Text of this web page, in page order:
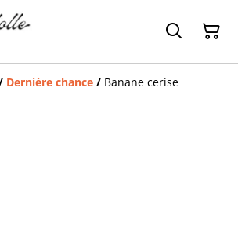
Dernière chance / Banane cerise